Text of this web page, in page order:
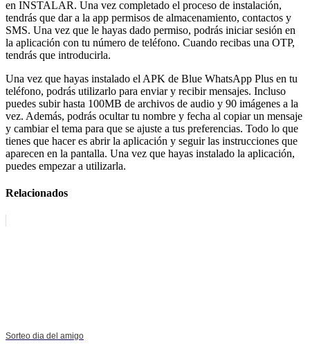
en INSTALAR. Una vez completado el proceso de instalación,
tendrás que dar a la app permisos de almacenamiento, contactos y
SMS. Una vez que le hayas dado permiso, podrás iniciar sesión en
la aplicación con tu número de teléfono. Cuando recibas una OTP,
tendrás que introducirla.
Una vez que hayas instalado el APK de Blue WhatsApp Plus en tu
teléfono, podrás utilizarlo para enviar y recibir mensajes. Incluso
puedes subir hasta 100MB de archivos de audio y 90 imágenes a la
vez. Además, podrás ocultar tu nombre y fecha al copiar un mensaje
y cambiar el tema para que se ajuste a tus preferencias. Todo lo que
tienes que hacer es abrir la aplicación y seguir las instrucciones que
aparecen en la pantalla. Una vez que hayas instalado la aplicación,
puedes empezar a utilizarla.
Relacionados
Sorteo dia del amigo